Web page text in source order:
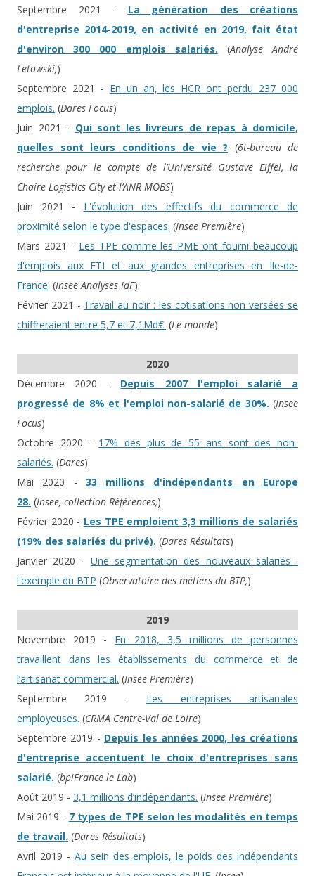
Septembre 2021 - La génération des créations
d'entreprise 2014-2019, en activité en 2019, fait état
d'environ 300 000 emplois salariés. (Analyse André
Letowski,)
Septembre 2021 - En un an, les HCR ont perdu 237 000
emplois. (Dares Focus)
Juin 2021 - Qui sont les livreurs de repas à domicile,
quelles sont leurs conditions de vie ? (6t-bureau de
recherche pour le compte de l’Université Gustave Eiffel, la
Chaire Logistics City et l’ANR MOBS)
Juin 2021 - L'évolution des effectifs du commerce de
proximité selon le type d'espaces. (Insee Première)
Mars 2021 - Les TPE comme les PME ont fourni beaucoup
d'emplois aux ETI et aux grandes entreprises en Ile-de-
France. (Insee Analyses IdF)
Février 2021 - Travail au noir : les cotisations non versées se
chiffreraient entre 5,7 et 7,1Md€. (Le monde)
2020
Décembre 2020 - Depuis 2007 l'emploi salarié a
progressé de 8% et l'emploi non-salarié de 30%. (Insee
Focus)
Octobre 2020 - 17% des plus de 55 ans sont des non-
salariés. (Dares)
Mai 2020 - 33 millions d'indépendants en Europe
28. (Insee, collection Références,)
Février 2020 - Les TPE emploient 3,3 millions de salariés
(19% des salariés du privé). (Dares Résultats)
Janvier 2020 - Une segmentation des nouveaux salariés :
l'exemple du BTP (Observatoire des métiers du BTP,)
2019
Novembre 2019 - En 2018, 3,5 millions de personnes
travaillent dans les établissements du commerce et de
l’artisanat commercial. (Insee Première)
Septembre 2019 - Les entreprises artisanales
employeuses. (CRMA Centre-Val de Loire)
Septembre 2019 - Depuis les années 2000, les créations
d'entreprise accentuent le choix d'entreprises sans
salarié. (bpiFrance le Lab)
Août 2019 - 3,1 millions d’indépendants. (Insee Première)
Mai 2019 - 7 types de TPE selon les modalités en temps
de travail. (Dares Résultats)
Avril 2019 - Au sein des emplois, le poids des indépendants